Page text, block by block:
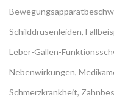
Schilddrüsenleiden,
Leber-Gallen-
Nebenwirkungen,
Schmerzkrankheit,